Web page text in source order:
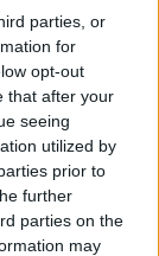
parties, or
for
opt-out
that after your
seeing
utilized by
prior to
further
parties on the
may